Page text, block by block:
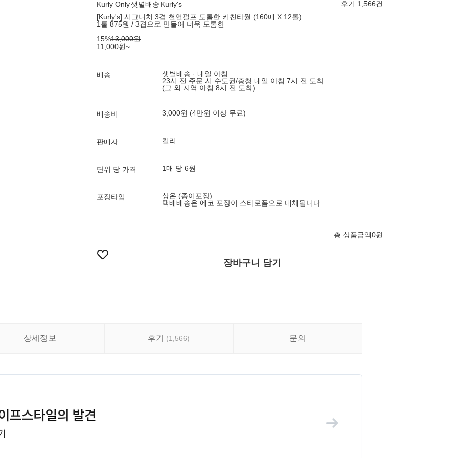
Kurly Only샛별배송 Kurly's
후기 1,566건
[Kurly's] 시그니처 3겹 천연펄프 도톰한 키친타월 (160매 X 12롤)
1롤 875원 / 3겹으로 만들어 더욱 도톰한
15%13,000원
11,000원~
배송
샛별배송 · 내일 아침
23시 전 주문 시 수도권/충청 내일 아침 7시 전 도착
(그 외 지역 아침 8시 전 도착)
배송비 3,000원 (4만원 이상 무료)
판매자 컬리
단위 당 가격 1매 당 6원
포장타입
상온 (종이포장)
택배배송은 에코 포장이 스티로폼으로 대체됩니다.
총 상품금액0원
장바구니 담기
상세정보 후기 (1,566) 문의